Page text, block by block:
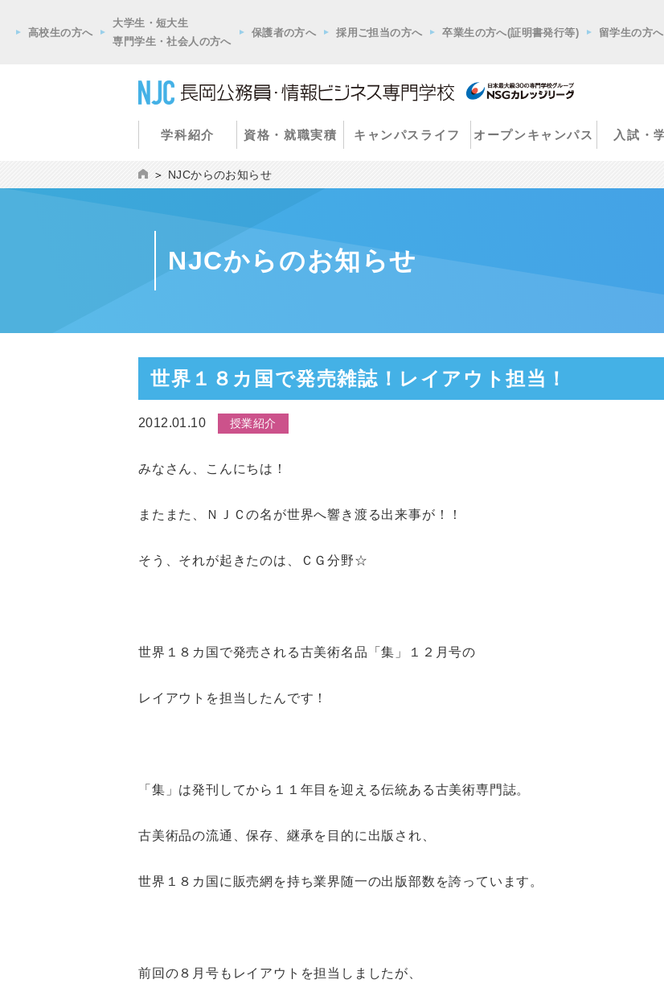
高校生の方へ
大学生・短大生
専門学生・社会人の方へ
保護者の方へ 採用ご担当の方へ 卒業生の方へ(証明書発行等) 留学生の方へ
学科紹介 資格・就職実積 キャンパスライフ オープンキャンパス 入試・
NJCからのお知らせ
NJCからのお知らせ
世界１８カ国で発売雑誌！レイアウト担当！
2012.01.10 授業紹介
みなさん、こんにちは！
またまた、ＮＪＣの名が世界へ響き渡る出来事が！！
そう、それが起きたのは、ＣＧ分野☆
世界１８カ国で発売される古美術名品「集」１２月号の
レイアウトを担当したんです！
「集」は発刊してから１１年目を迎える伝統ある古美術専門誌。
古美術品の流通、保存、継承を目的に出版され、
世界１８カ国に販売網を持ち業界随一の出版部数を誇っています。
前回の８月号もレイアウトを担当しましたが、